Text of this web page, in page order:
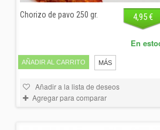
Chorizo de pavo 250 gr. 4,95 €
AÑADIR AL CARRITO MÁS
En
Añadir a la lista de deseos
Agregar para comparar